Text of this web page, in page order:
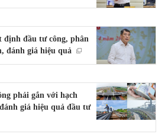
đầu tư công, phân
đánh giá hiệu quả
phải gắn với hạch
giá hiệu quả đầu tư